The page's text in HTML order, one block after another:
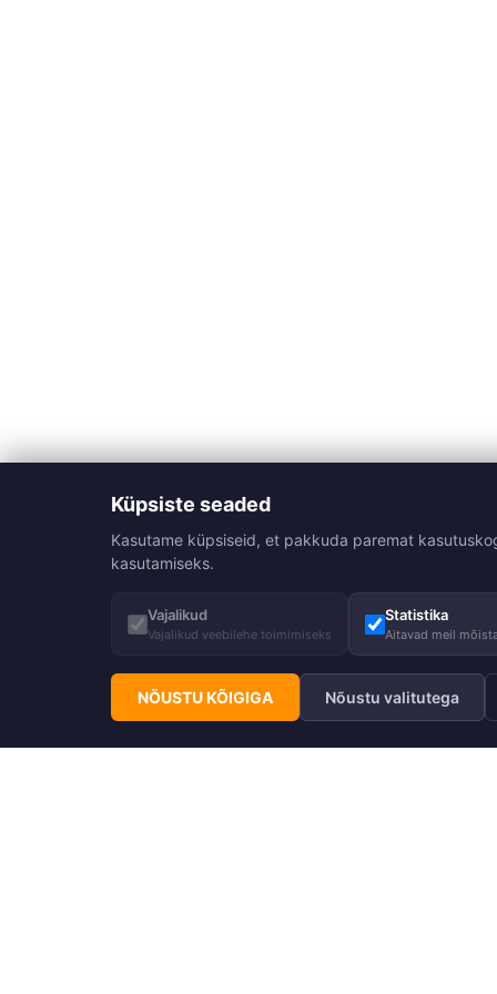
Küpsiste seaded
Kasutame küpsiseid, et pakkuda paremat
kasutamiseks.
Vajalikud
Vajalikud veebilehe toimimiseks
Statistika
Aitavad meil
NÕUSTU KÕIGIGA Nõustu valitutega